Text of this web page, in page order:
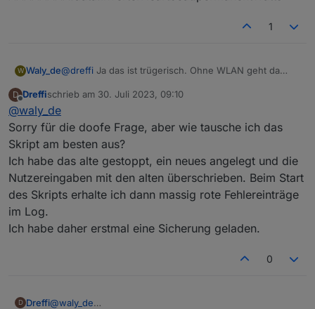
PV1_Power steht auf 3 und PV2_Power steht auf 6000.
1
W Waly_de@dreffi Ja das ist trügerisch. Ohne WLAN geht da
aufpassen, das nicht grade eine Bluetooth Verbindung
Zu dem State kann ich Dir nur dringend empfehlen die
die States haben sich, nachdem die
Originaldefinitionen von ecoflow eingebaut wurden
alle geändert. Aktuell steht der Wert in:
0_userdata.0.ecoflow.app_device_property_XXXXXXX
XXXXXXXXX.data.InverterHeartbeat.permanentWatts
D
Offline
Dreffischrieb am 30. Juli 2023, 09:10
zuletzt editiert von
@waly_de
Sorry für die doofe Frage, aber wie tausche ich das
Skript am besten aus?
Ich habe das alte gestoppt, ein neues angelegt und die
Nutzereingaben mit den alten überschrieben. Beim Start
des Skripts erhalte ich dann massig rote Fehlereinträge
im Log.
Ich habe daher erstmal eine Sicherung geladen.
0
D Dreffi@waly_de